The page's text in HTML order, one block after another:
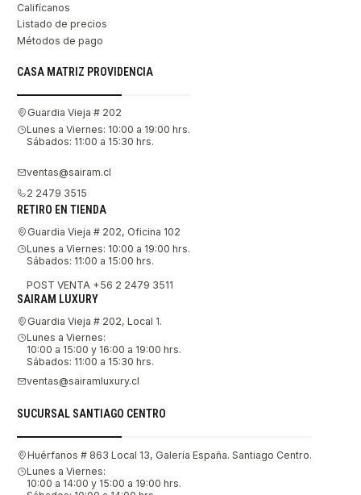
Califícanos
Listado de precios
Métodos de pago
CASA MATRIZ PROVIDENCIA
Guardia Vieja # 202
Lunes a Viernes: 10:00 a 19:00 hrs.
Sábados: 11:00 a 15:30 hrs.
ventas@sairam.cl
2 2479 3515
RETIRO EN TIENDA
Guardia Vieja # 202, Oficina 102
Lunes a Viernes: 10:00 a 19:00 hrs.
Sábados: 11:00 a 15:00 hrs.
POST VENTA +56 2 2479 3511
SAIRAM LUXURY
Guardia Vieja # 202, Local 1.
Lunes a Viernes:
10:00 a 15:00 y 16:00 a 19:00 hrs.
Sábados: 11:00 a 15:30 hrs.
ventas@sairamluxury.cl
SUCURSAL SANTIAGO CENTRO
Huérfanos # 863 Local 13, Galería España. Santiago Centro.
Lunes a Viernes:
10:00 a 14:00 y 15:00 a 19:00 hrs.